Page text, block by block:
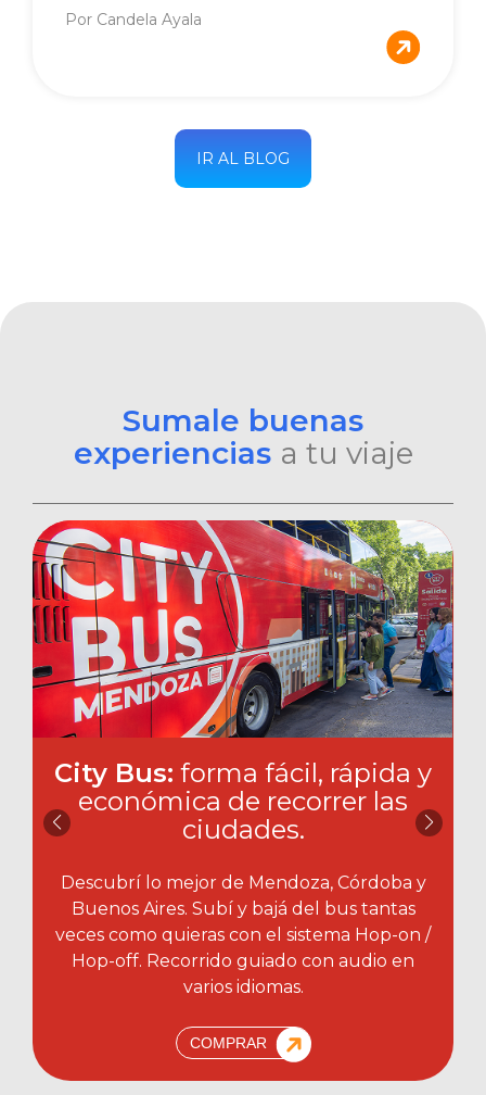
Por Candela Ayala
IR AL BLOG
Sumale buenas
experiencias a tu viaje
City Bus: forma fácil, rápida y
económica de recorrer las
ciudades.​
Descubrí lo mejor de Mendoza, Córdoba y
Buenos Aires. Subí y bajá del bus tantas
veces como quieras con el sistema Hop-on /
Hop-off. Recorrido guiado con audio en
varios idiomas.
COMPRAR